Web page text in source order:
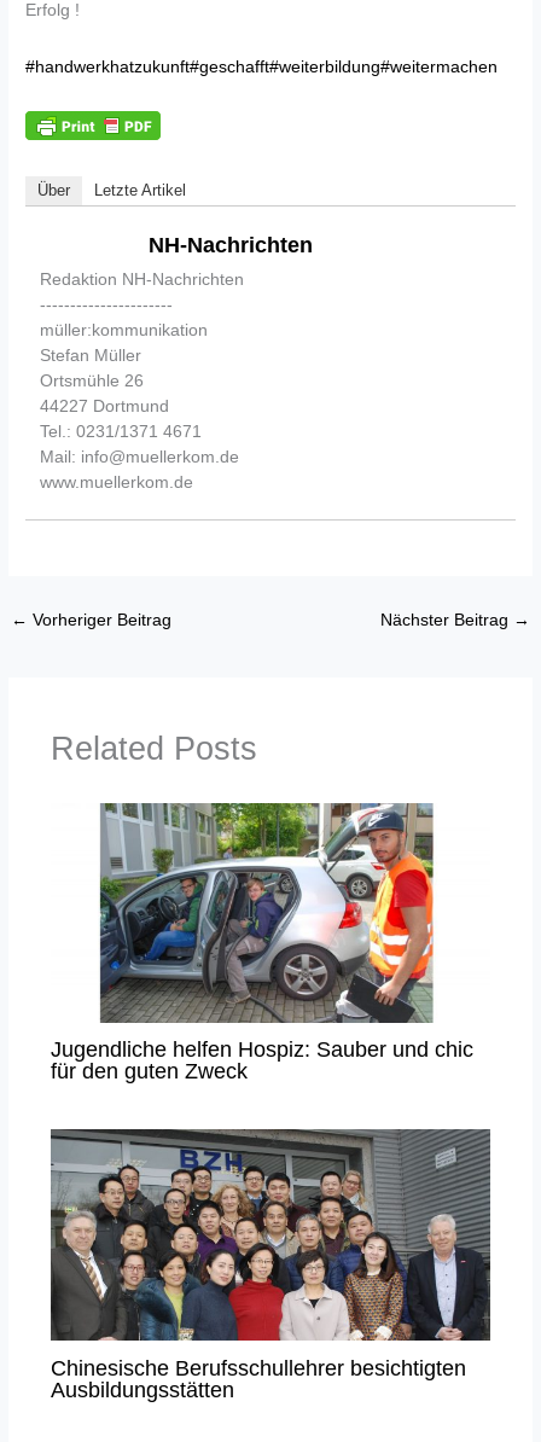
Erfolg !
#handwerkhatzukunft#geschafft#weiterbildung#weitermachen
Über Letzte Artikel
NH-Nachrichten
Redaktion NH-Nachrichten
----------------------
müller:kommunikation
Stefan Müller
Ortsmühle 26
44227 Dortmund
Tel.: 0231/1371 4671
Mail: info@muellerkom.de
www.muellerkom.de
← Vorheriger Beitrag Nächster Beitrag →
Related Posts
Jugendliche helfen Hospiz: Sauber und chic
für den guten Zweck
Chinesische Berufsschullehrer besichtigten
Ausbildungsstätten